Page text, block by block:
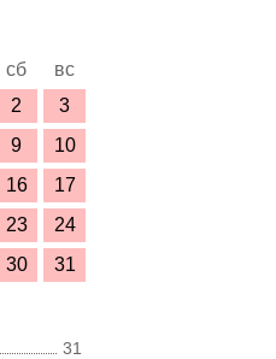
сб
вс
2
3
9
10
16
17
23
24
30 31
31